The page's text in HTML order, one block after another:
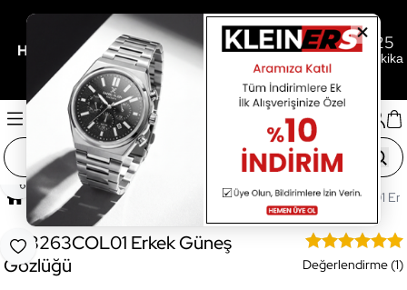
Her 3.000TL'ye 500TL Hediye İçin Son 0 / 14 / 25
Dakika
Ana Sayfa Gözlük Erkek Gözlük DK3263COL01
Favoriye Ekle
Paylaş
DK3263COL01 Erkek Güneş
Gözlüğü
Değerlendirme (1)